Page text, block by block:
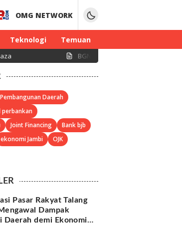
OMG NETWORK
Teknologi Temuan
BGN Beri Tenggat 10 Agustus, Dapur MBG
Daerah
Joint Financing
Bank bjb
ekonomi Jambi
OJK
Pasar Rakyat Talang
Dampak
Daerah demi Ekonomi